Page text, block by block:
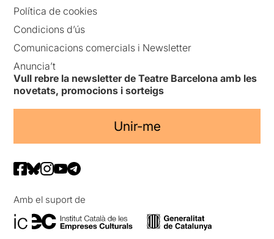
Política de cookies
Condicions d’ús
Comunicacions comercials i Newsletter
Anuncia’t
Vull rebre la newsletter de Teatre Barcelona amb les
novetats, promocions i sorteigs
Unir-me
Amb el suport de